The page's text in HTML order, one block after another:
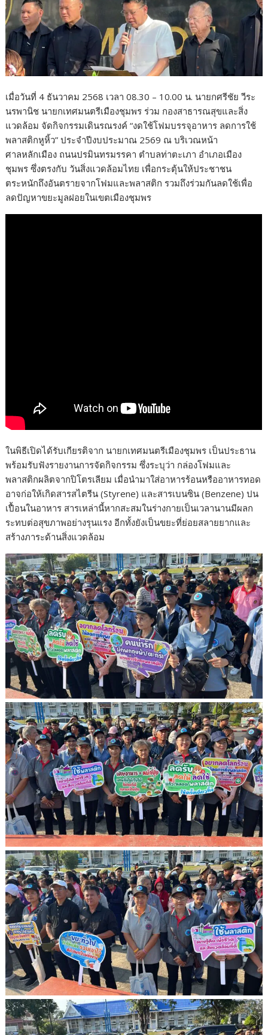
เมื่อวันที่ 4 ธันวาคม 2568 เวลา 08.30 – 10.00 น. นายกศรีชัย วีระ
นรพานิช นายกเทศมนตรีเมืองชุมพร ร่วม กองสาธารณสุขและสิ่ง
แวดล้อม จัดกิจกรรมเดินรณรงค์ “งดใช้โฟมบรรจุอาหาร ลดการใช้
พลาสติกหูหิ้ว” ประจำปีงบประมาณ 2569 ณ บริเวณหน้า
ศาลหลักเมือง ถนนปรมินทรมรรคา ตำบลท่าตะเภา อำเภอเมือง
ชุมพร ซึ่งตรงกับ วันสิ่งแวดล้อมไทย เพื่อกระตุ้นให้ประชาชน
ตระหนักถึงอันตรายจากโฟมและพลาสติก รวมถึงร่วมกันลดใช้เพื่อ
ลดปัญหาขยะมูลฝอยในเขตเมืองชุมพร
ในพิธีเปิดได้รับเกียรติจาก นายกเทศมนตรีเมืองชุมพร เป็นประธาน
พร้อมรับฟังรายงานการจัดกิจกรรม ซึ่งระบุว่า กล่องโฟมและ
พลาสติกผลิตจากปิโตรเลียม เมื่อนำมาใส่อาหารร้อนหรืออาหารทอด
อาจก่อให้เกิดสารสไตรีน (Styrene) และสารเบนซิน (Benzene) ปน
เปื้อนในอาหาร สารเหล่านี้หากสะสมในร่างกายเป็นเวลานานมีผลก
ระทบต่อสุขภาพอย่างรุนแรง อีกทั้งยังเป็นขยะที่ย่อยสลายยากและ
สร้างภาระด้านสิ่งแวดล้อม